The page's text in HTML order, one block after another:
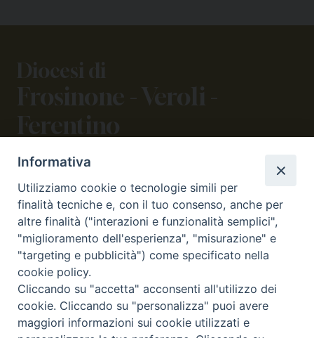
Diocesi di
Frosinone - Veroli -
Ferentino
CONTATTI
viale Volsci 105 (ex via dei Monti Lepini)
03100 Frosinone (FR)
tel. 0775.290973 - 0775.290852
curia@diocesifrosinone.it
SEGUICI SU
Informativa
Utilizziamo cookie o tecnologie simili per
finalità tecniche e, con il tuo consenso, anche per
altre finalità ("interazioni e funzionalità semplici",
"miglioramento dell'esperienza", "misurazione" e
"targeting e pubblicità") come specificato nella
cookie policy.
Cliccando su "accetta" acconsenti all'utilizzo dei
cookie. Cliccando su "personalizza" puoi avere
maggiori informazioni sui cookie utilizzati e